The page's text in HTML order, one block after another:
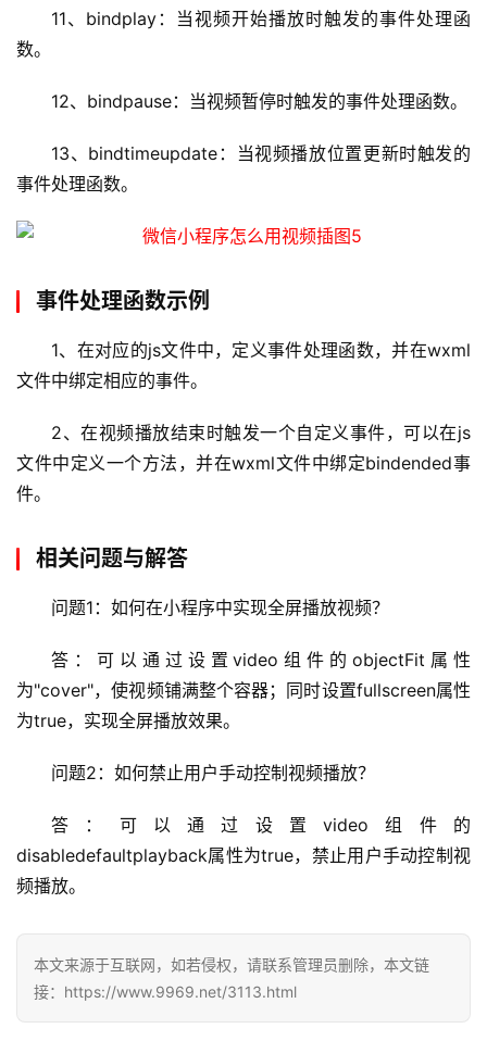
拟
主
术
程
务
网
站
运
l
运
维
11、bindplay：当视频开始播放时触发的事件处理函
数。
12、bindpause：当视频暂停时触发的事件处理函数。
13、bindtimeupdate：当视频播放位置更新时触发的
事件处理函数。
事件处理函数示例
1、在对应的js文件中，定义事件处理函数，并在wxml
文件中绑定相应的事件。
2、在视频播放结束时触发一个自定义事件，可以在js
文件中定义一个方法，并在wxml文件中绑定bindended事
件。
相关问题与解答
问题1：如何在小程序中实现全屏播放视频？
答：可以通过设置video组件的objectFit属性
为"cover"，使视频铺满整个容器；同时设置fullscreen属性
为true，实现全屏播放效果。
问题2：如何禁止用户手动控制视频播放？
答：可以通过设置video组件的
disabledefaultplayback属性为true，禁止用户手动控制视
频播放。
本文来源于互联网，如若侵权，请联系管理员删除，本文链
接：https://www.9969.net/3113.html